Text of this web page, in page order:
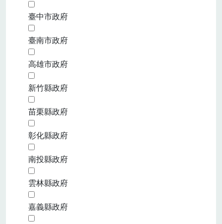
臺中市政府
臺南市政府
高雄市政府
新竹縣政府
苗栗縣政府
彰化縣政府
南投縣政府
雲林縣政府
嘉義縣政府